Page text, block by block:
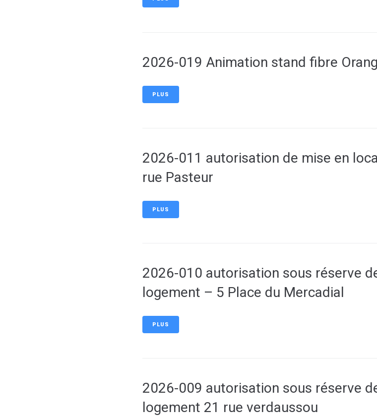
2026-019 Animation stand fibre
PLUS
2026-011 autorisation de mise en
rue Pasteur
PLUS
2026-010 autorisation sous réserve
logement – 5 Place du Mercadial
PLUS
2026-009 autorisation sous réserve
logement 21 rue verdaussou